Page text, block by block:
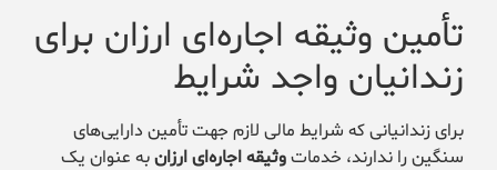
تأمین وثیقه اجاره‌ای ارزان برای
زندانیان واجد شرایط
برای زندانیانی که شرایط مالی لازم جهت تأمین دارایی‌های
سنگین را ندارند، خدماتوثیقه اجاره‌ای ارزانبه عنوان یک